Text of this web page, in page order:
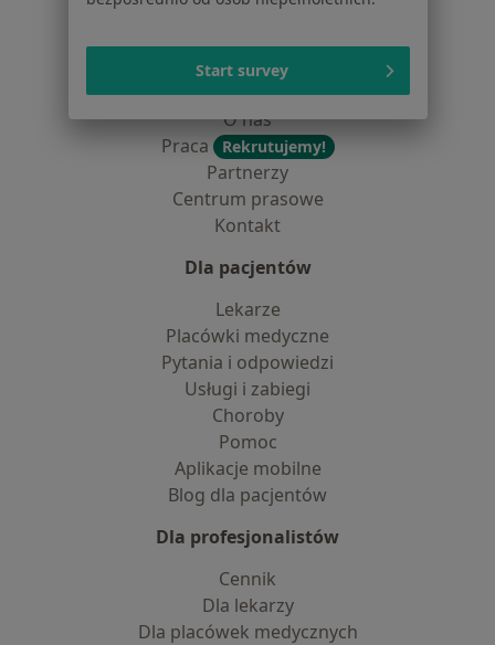
dane pozyskaliśmy samodzielnie
Jak działają wyniki wyszukiwania
Dostępność
O nas
Praca
Rekrutujemy!
Partnerzy
Centrum prasowe
Kontakt
Dla pacjentów
Lekarze
Placówki medyczne
Pytania i odpowiedzi
Usługi i zabiegi
Choroby
Pomoc
Aplikacje mobilne
Blog dla pacjentów
Dla profesjonalistów
Cennik
Dla lekarzy
Dla placówek medycznych
Start survey